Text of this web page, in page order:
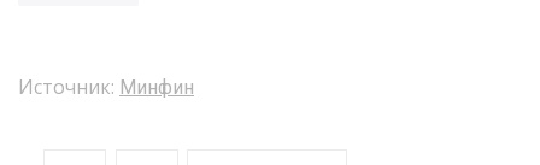
Источник: Минфин